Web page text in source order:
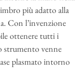
più adatto alla
Con l’invenzione
ottenere tutti i
strumento venne
plasmato intorno